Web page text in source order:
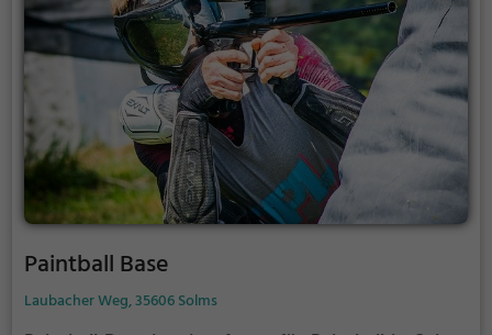
Paintball Base
Laubacher Weg, 35606 Solms